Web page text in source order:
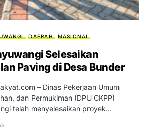
DAERAH NASIONAL
Selesaikan
Paving di Desa Bunder
– Dinas Pekerjaan Umum
dan Permukiman (DPU CKPP)
telah menyelesaikan proyek…